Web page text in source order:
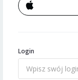
Login